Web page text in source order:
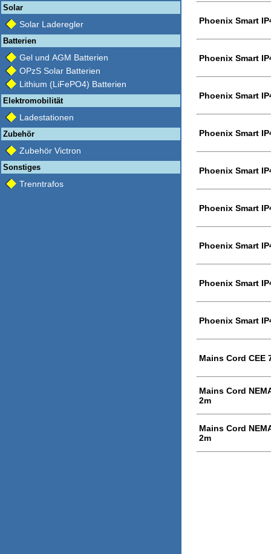
Solar
Solar Laderegler
Batterien
Gel und AGM Batterien
OPzS Solar Batterien
Lithium (LiFePO4) Batterien
Elektromobilität
Ladestationen
Zubehör
Zubehör Victron
Sonstiges
Trenntrafos
Phoenix Smart
Phoenix Smart
Phoenix Smart
Phoenix Smart
Phoenix Smart
Phoenix Smart
Phoenix Smart
Phoenix Smart
Phoenix Smart
Mains Cord CEE
Mains Cord
2m
Mains Cord
2m